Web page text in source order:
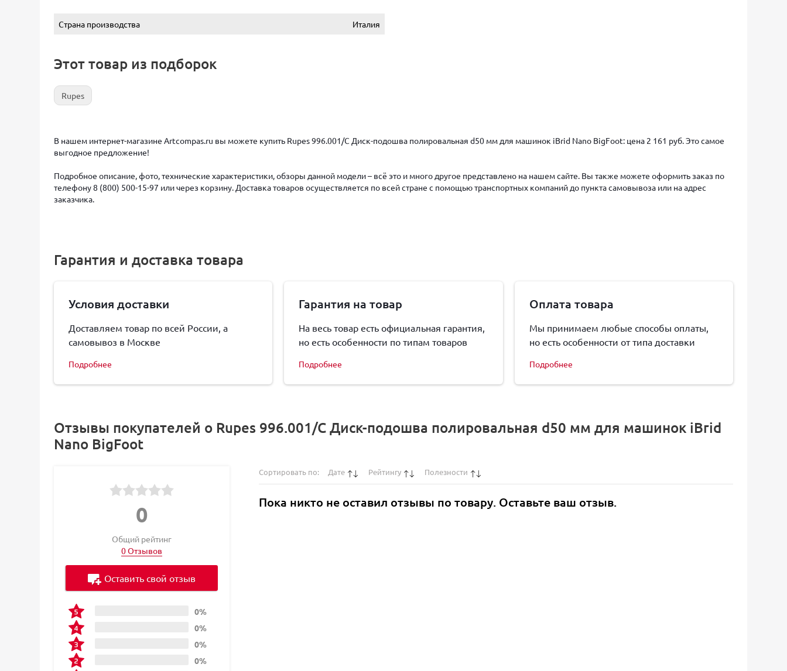
Страна производства Италия
Этот товар из подборок
Rupes
В нашем интернет-магазине Artcompas.ru вы можете купить Rupes 996.001/C Диск-подошва полировальная d50 мм для машинок iBrid Nano BigFoot: цена 2 161 руб. Это самое
выгодное предложение!
Подробное описание, фото, технические характеристики, обзоры данной модели – всё это и много другое представлено на нашем сайте. Вы также можете оформить заказ по
телефону 8 (800) 500-15-97 или через корзину. Доставка товаров осуществляется по всей стране с помощью транспортных компаний до пункта самовывоза или на адрес
заказчика.
Гарантия и доставка товара
Условия доставки
Доставляем товар по всей России, а
самовывоз в Москве
Подробнее
Гарантия на товар
На весь товар есть официальная гарантия,
но есть особенности по типам товаров
Подробнее
Оплата товара
Мы принимаем любые способы оплаты,
но есть особенности от типа доставки
Подробнее
Отзывы покупателей о Rupes 996.001/C Диск-подошва полировальная d50 мм для машинок iBrid
Nano BigFoot
0
Общий рейтинг
0 Отзывов
0%
0%
0%
0%
Оставить свой отзыв
Сортировать по: Дате Рейтингу Полезности
Пока никто не оставил отзывы по товару. Оставьте ваш отзыв.